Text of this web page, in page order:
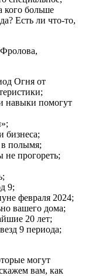
кого больше
Есть ли что-то,
Огня от
навыки помогут
бизнеса;
в полымя;
не прогореть;
9;
февраля 2024;
вашего дома;
20 лет;
9 периода;
могут
вам, как